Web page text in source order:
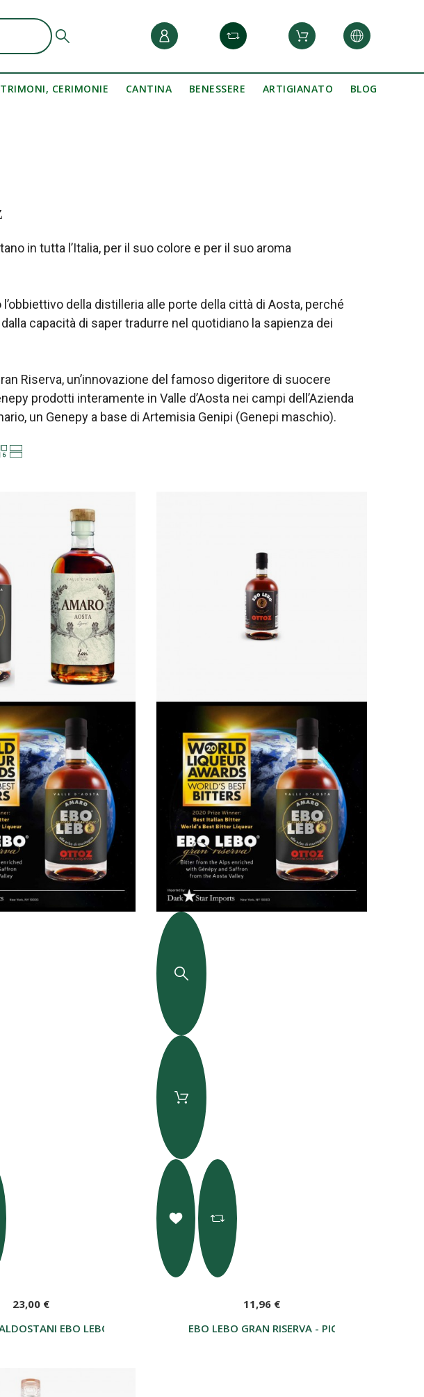
CERIMONIE CANTINA BENESSERE ARTIGIANATO BLOG
in tutta l’Italia, per il suo colore e per il suo aroma
della distilleria alle porte della città di Aosta, perché
capacità di saper tradurre nel quotidiano la sapienza dei
Riserva, un’innovazione del famoso digeritore di suocere
prodotti interamente in Valle d’Aosta nei campi dell’Azienda
un Genepy a base di Artemisia Genipi (Genepi maschio).
EBO LEBO + AMARO AOSTA - 20CL - GRADAZIONE ALCOLICA 36 % VOL
23,00 €
EBO LEBO GRAN RISERVA - PICCOLO 20 CL
11,96 €